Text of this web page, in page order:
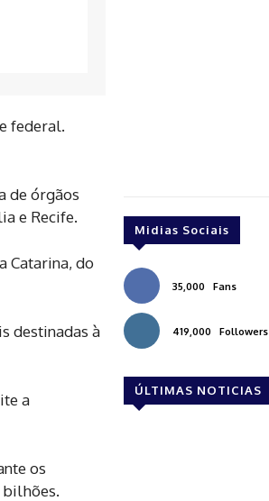
federal.
de órgãos
e Recife.
Catarina, do
destinadas à
a
os
bilhões.
Midias Sociais
35,000 Fans
419,000 Followers
ÚLTIMAS NOTICIAS